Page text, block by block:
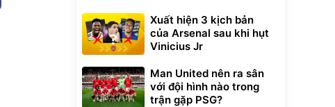
Xuất hiện 3 kịch bản
của Arsenal sau khi hụt
Vinicius Jr
Man United nên ra sân
với đội hình nào trong
trận gặp PSG?